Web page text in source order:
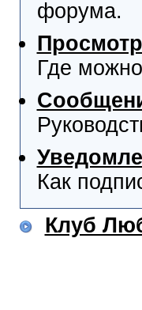
форума.
Где
Как
Клуб